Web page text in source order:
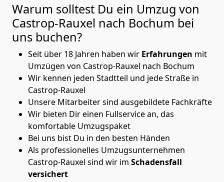
Warum solltest Du ein Umzug von
Castrop-Rauxel nach Bochum bei
uns buchen?
Seit über 18 Jahren haben wir Erfahrungen mit
Umzügen von Castrop-Rauxel nach Bochum
Wir kennen jeden Stadtteil und jede Straße in
Castrop-Rauxel
Unsere Mitarbeiter sind ausgebildete Fachkräfte
Wir bieten Dir einen Fullservice an, das
komfortable Umzugspaket
Bei uns bist Du in den besten Händen
Als professionelles Umzugsunternehmen
Castrop-Rauxel sind wir im Schadensfall
versichert